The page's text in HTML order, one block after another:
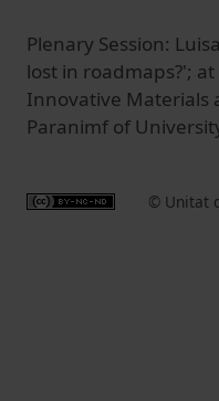
Plenary Session:
lost in roadmaps?';
Innovative Materials
Paranimf of
© Unitat